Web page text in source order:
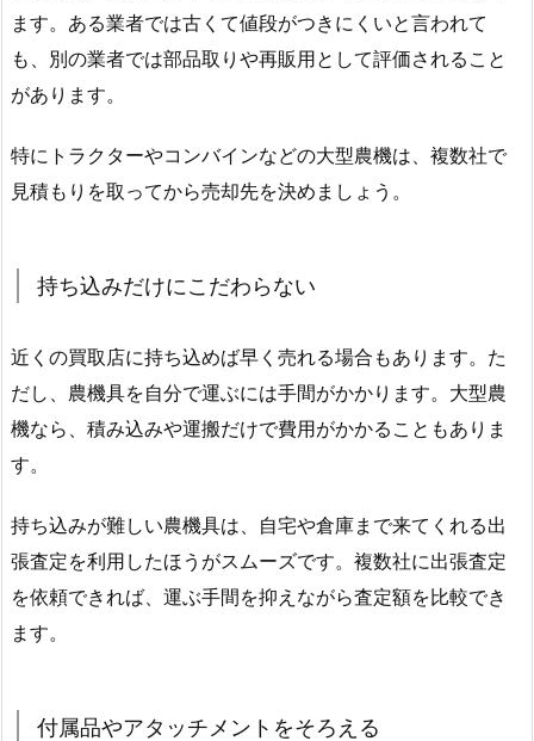
ます。ある業者では古くて値段がつきにくいと言われて
も、別の業者では部品取りや再販用として評価されること
があります。
特にトラクターやコンバインなどの大型農機は、複数社で
見積もりを取ってから売却先を決めましょう。
持ち込みだけにこだわらない
近くの買取店に持ち込めば早く売れる場合もあります。た
だし、農機具を自分で運ぶには手間がかかります。大型農
機なら、積み込みや運搬だけで費用がかかることもありま
す。
持ち込みが難しい農機具は、自宅や倉庫まで来てくれる出
張査定を利用したほうがスムーズです。複数社に出張査定
を依頼できれば、運ぶ手間を抑えながら査定額を比較でき
ます。
付属品やアタッチメントをそろえる